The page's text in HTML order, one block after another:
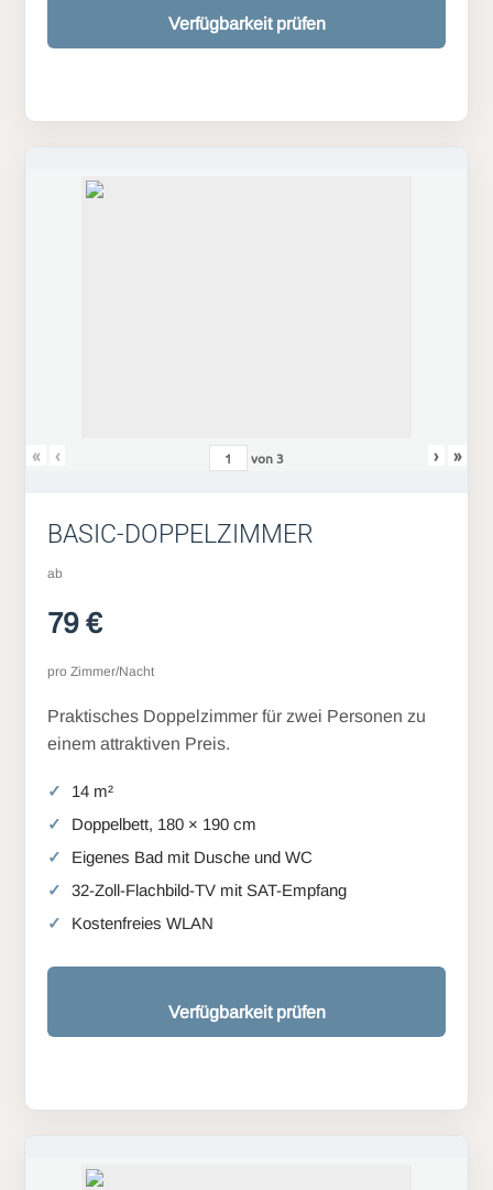
Verfügbarkeit prüfen
« ‹ von3 › »
BASIC-DOPPELZIMMER
ab
79 €
pro Zimmer/Nacht
Praktisches Doppelzimmer für zwei Personen zu
einem attraktiven Preis.
14 m²
Doppelbett, 180 × 190 cm
Eigenes Bad mit Dusche und WC
32-Zoll-Flachbild-TV mit SAT-Empfang
Kostenfreies WLAN
Verfügbarkeit prüfen